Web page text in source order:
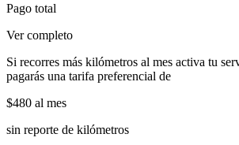
Pago total
Ver completo
Si recorres más kilómetros al mes activa tu
pagarás una tarifa preferencial de
$480 al mes
sin reporte de kilómetros